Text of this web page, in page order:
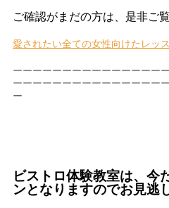
ご確認がまだの方は、是非ご
愛されたい全ての女性向けたレッ
ーーーーーーーーーーーーーーー
ーーーーーーーーーーーーーーー
ー
ビストロ体験教室は、今
ンとなりますのでお見逃